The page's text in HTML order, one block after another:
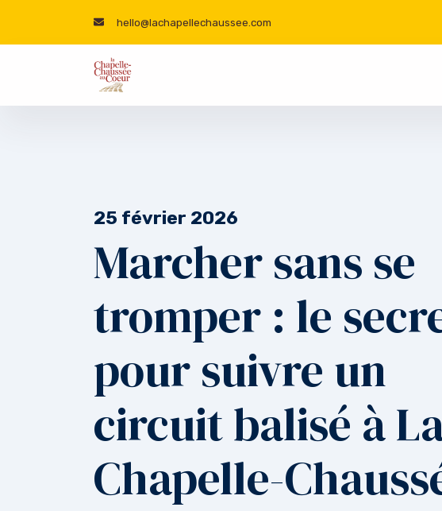
hello@lachapellechaussee.com
25 février 2026
Marcher sans se
tromper : le
pour suivre un
circuit balisé à
Chapelle-